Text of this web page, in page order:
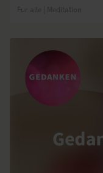
Für alle | Meditation